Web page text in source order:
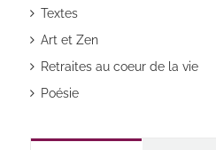
Textes
Art et Zen
Retraites au coeur de la vie
Poésie